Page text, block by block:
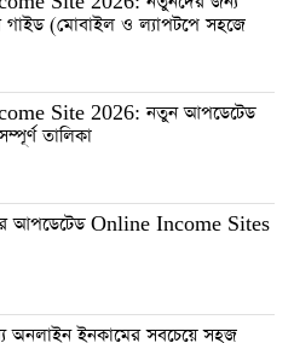
গাইড (মোবাইল ও ল্যাপটপে সহজে
Site 2026: নতুন আপডেটেড
তালিকা
আপডেটেড Online Income Sites
অনলাইন ইনকামের সবচেয়ে সহজ